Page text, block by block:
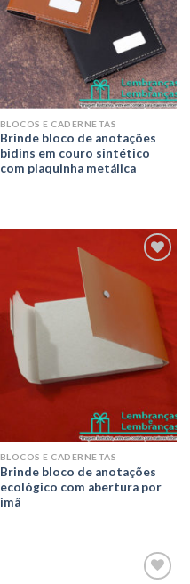
BLOCOS E CADERNETAS
Brinde bloco de anotações
bidins em couro sintético
com plaquinha metálica
Adicionar
aos meus
desejos
BLOCOS E CADERNETAS
Brinde bloco de anotações
ecológico com abertura por
imã